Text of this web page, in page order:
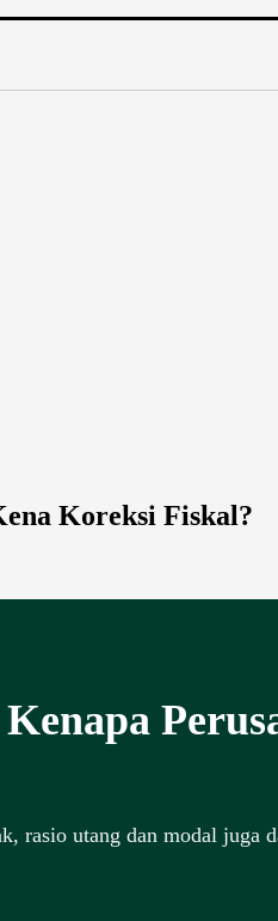
Koreksi Fiskal?
rasio utang dan modal juga